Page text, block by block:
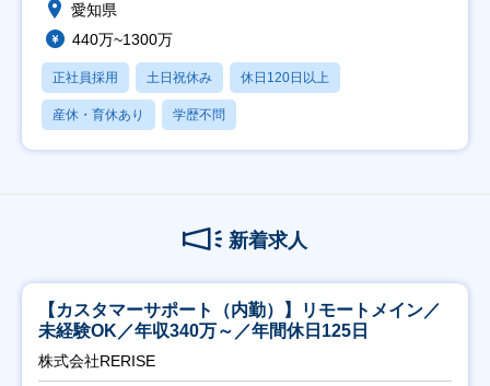
愛知県
440万~1300万
正社員採用 土日祝休み 休日120日以上
産休・育休あり 学歴不問
新着求人
【カスタマーサポート（内勤）】リモートメイン／
未経験OK／年収340万～／年間休日125日
株式会社RERISE